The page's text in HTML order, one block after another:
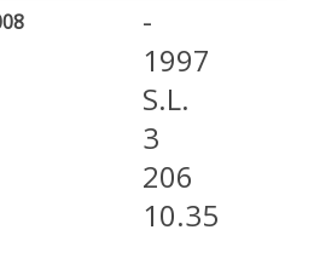
-
1997
S.L.
3
206
10.35